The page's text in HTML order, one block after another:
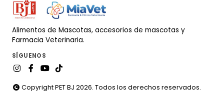
Alimentos de Mascotas, accesorios de mascotas y
Farmacia Veterinaria.
SÍGUENOS
Copyright PET BJ 2026. Todos los derechos reservados.